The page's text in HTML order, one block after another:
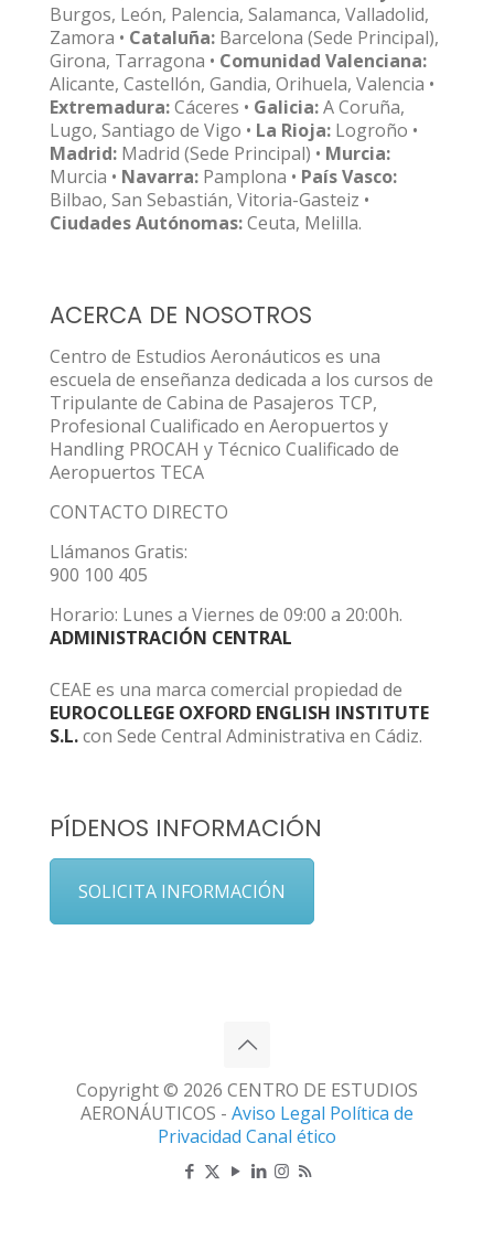
Burgos, León, Palencia, Salamanca, Valladolid,
Zamora • Cataluña: Barcelona (Sede Principal),
Girona, Tarragona • Comunidad Valenciana:
Alicante, Castellón, Gandia, Orihuela, Valencia •
Extremadura:Cáceres • Galicia:A Coruña,
Lugo, Santiago de Vigo • La Rioja: Logroño •
Madrid: Madrid (Sede Principal) • Murcia:
Murcia • Navarra: Pamplona • País Vasco:
Bilbao, San Sebastián, Vitoria-Gasteiz •
Ciudades Autónomas:Ceuta, Melilla.
ACERCA DE NOSOTROS
Centro de Estudios Aeronáuticos es una
escuela de enseñanza dedicada a los cursos de
Tripulante de Cabina de Pasajeros TCP,
Profesional Cualificado en Aeropuertos y
Handling PROCAH y Técnico Cualificado de
Aeropuertos TECA
CONTACTO DIRECTO
Llámanos Gratis:
900 100 405
Horario: Lunes a Viernes de 09:00 a 20:00h.
ADMINISTRACIÓN CENTRAL
CEAE es una marca comercial propiedad de
EUROCOLLEGE OXFORD ENGLISH INSTITUTE
S.L.con Sede Central Administrativa en Cádiz.
PÍDENOS INFORMACIÓN
SOLICITA INFORMACIÓN
Copyright © 2026 CENTRO DE ESTUDIOS
AERONÁUTICOS - Aviso Legal Política de
Privacidad Canal ético